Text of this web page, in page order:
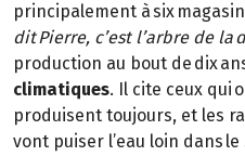
principalement à six
dit Pierre, c’est l’arbre de la
production au bout de dix
climatiques. Il cite ceux qui
produisent toujours, et les
vont puiser l’eau loin dans